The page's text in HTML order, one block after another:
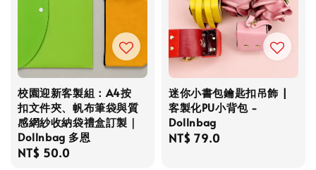
校園迎新客製組：A4按
扣文件夾、帆布筆袋與質
感網紗收納袋禮盒訂製｜
Dollnbag 多恩
Regular
NT$ 50.0
迷你小書包鑰匙扣吊飾 |
客製化PU小背包 -
Dollnbag
Regular
NT$ 79.0